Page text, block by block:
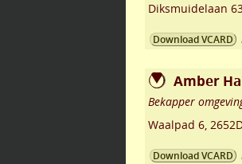
Diksmuidelaan
Download VCARD
Amber
Bekapper
Waalpad 6,
Download VCARD